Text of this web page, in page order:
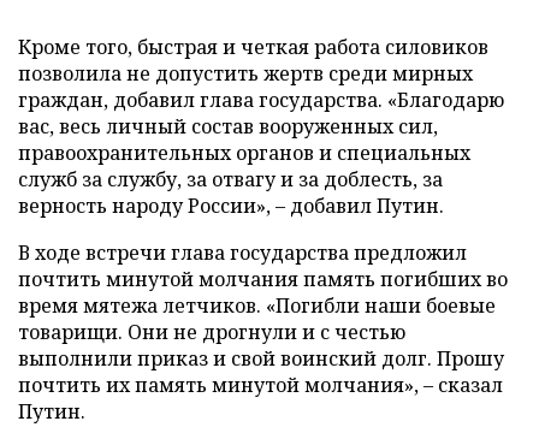
Кроме того, быстрая и четкая работа силовиков
позволила не допустить жертв среди мирных
граждан, добавил глава государства. «Благодарю
вас, весь личный состав вооруженных сил,
правоохранительных органов и специальных
служб за службу, за отвагу и за доблесть, за
верность народу России», – добавил Путин.
В ходе встречи глава государства предложил
почтить минутой молчания память погибших во
время мятежа летчиков. «Погибли наши боевые
товарищи. Они не дрогнули и с честью
выполнили приказ и свой воинский долг. Прошу
почтить их память минутой молчания», – сказал
Путин.